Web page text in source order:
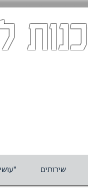
"עושים סדר בביטוחים" שירותים